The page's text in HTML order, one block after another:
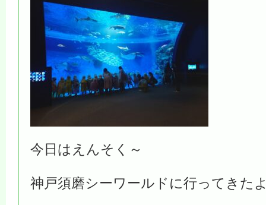
今日はえんそく～
神戸須磨シーワールドに行ってきた